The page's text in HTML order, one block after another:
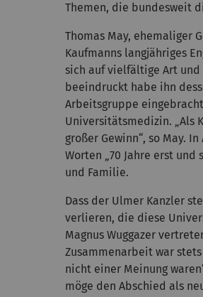
Themen, die bundesweit
Thomas May, ehemaliger
Kaufmanns langjähriges
sich auf vielfältige Art
beeindruckt habe ihn
Arbeitsgruppe
Universitätsmedizin. „Als
großer Gewinn“, so May.
Worten „70 Jahre erst
und Familie.
Dass der Ulmer Kanzler
verlieren, die diese
Magnus Wuggazer
Zusammenarbeit war
nicht einer Meinung
möge den Abschied als